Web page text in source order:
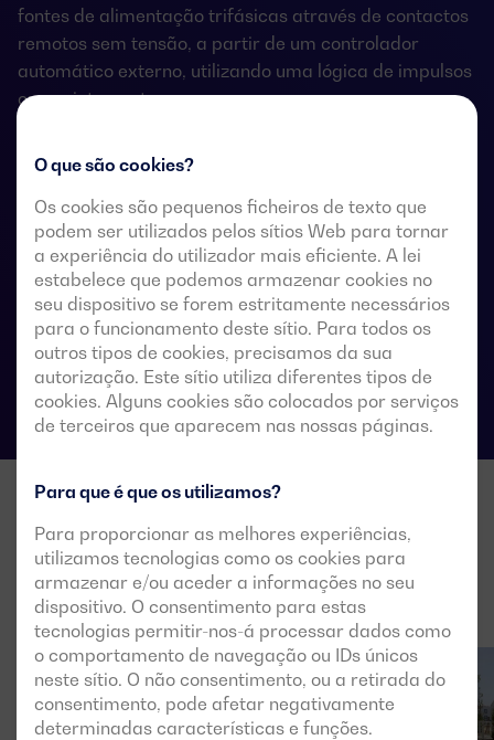
O que são cookies?
Os cookies são pequenos ficheiros de texto que
podem ser utilizados pelos sítios Web para tornar
a experiência do utilizador mais eficiente. A lei
estabelece que podemos armazenar cookies no
seu dispositivo se forem estritamente necessários
para o funcionamento deste sítio. Para todos os
outros tipos de cookies, precisamos da sua
autorização. Este sítio utiliza diferentes tipos de
cookies. Alguns cookies são colocados por serviços
de terceiros que aparecem nas nossas páginas.
Para que é que os utilizamos?
Para proporcionar as melhores experiências,
utilizamos tecnologias como os cookies para
armazenar e/ou aceder a informações no seu
dispositivo. O consentimento para estas
tecnologias permitir-nos-á processar dados como
o comportamento de navegação ou IDs únicos
neste sítio. O não consentimento, ou a retirada do
consentimento, pode afetar negativamente
determinadas características e funções.
fontes de alimentação trifásicas através de contactos
remotos sem tensão, a partir de um controlador
automático externo, utilizando uma lógica de impulsos
ou um interruptor.
baixa tensão que admitem uma breve interrupção da
energia durante a transferência.
Especificações técnicas das comutações